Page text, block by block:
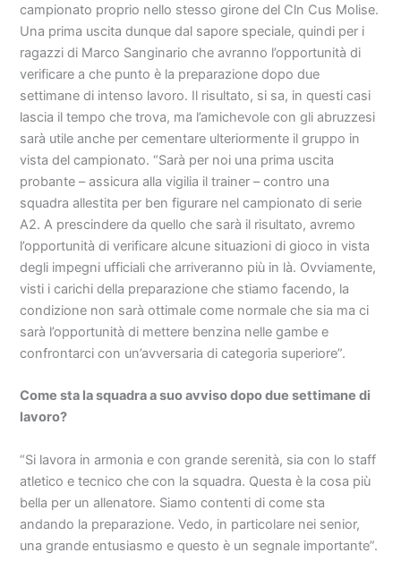
campionato proprio nello stesso girone del Cln Cus Molise.
Una prima uscita dunque dal sapore speciale, quindi per i
ragazzi di Marco Sanginario che avranno l’opportunità di
verificare a che punto è la preparazione dopo due
settimane di intenso lavoro. Il risultato, si sa, in questi casi
lascia il tempo che trova, ma l’amichevole con gli abruzzesi
sarà utile anche per cementare ulteriormente il gruppo in
vista del campionato. “Sarà per noi una prima uscita
probante – assicura alla vigilia il trainer – contro una
squadra allestita per ben figurare nel campionato di serie
A2. A prescindere da quello che sarà il risultato, avremo
l’opportunità di verificare alcune situazioni di gioco in vista
degli impegni ufficiali che arriveranno più in là. Ovviamente,
visti i carichi della preparazione che stiamo facendo, la
condizione non sarà ottimale come normale che sia ma ci
sarà l’opportunità di mettere benzina nelle gambe e
confrontarci con un’avversaria di categoria superiore”.
Come sta la squadra a suo avviso dopo due settimane di
lavoro?
“Si lavora in armonia e con grande serenità, sia con lo staff
atletico e tecnico che con la squadra. Questa è la cosa più
bella per un allenatore. Siamo contenti di come sta
andando la preparazione. Vedo, in particolare nei senior,
una grande entusiasmo e questo è un segnale importante”.